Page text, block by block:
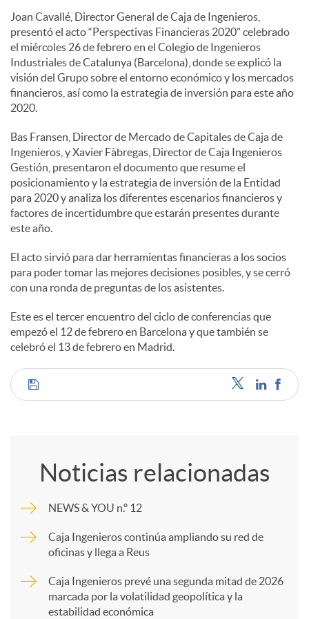
e
s
Joan Cavallé, Director General de Caja de Ingenieros,
presentó el acto “Perspectivas Financieras 2020” celebrado
el miércoles 26 de febrero en el Colegio de Ingenieros
Industriales de Catalunya (Barcelona), donde se explicó la
visión del Grupo sobre el entorno económico y los mercados
financieros, así como la estrategia de inversión para este año
2020.
Bas Fransen, Director de Mercado de Capitales de Caja de
Ingenieros, y Xavier Fàbregas, Director de Caja Ingenieros
Gestión, presentaron el documento que resume el
posicionamiento y la estrategia de inversión de la Entidad
para 2020 y analiza los diferentes escenarios financieros y
factores de incertidumbre que estarán presentes durante
este año.
El acto sirvió para dar herramientas financieras a los socios
para poder tomar las mejores decisiones posibles, y se cerró
con una ronda de preguntas de los asistentes.
Este es el tercer encuentro del ciclo de conferencias que
empezó el 12 de febrero en Barcelona y que también se
celebró el 13 de febrero en Madrid.
C
p
a
Noticias relacionadas
NEWS & YOU n.º 12
Caja Ingenieros continúa ampliando su red de
oficinas y llega a Reus
Caja Ingenieros prevé una segunda mitad de 2026
marcada por la volatilidad geopolítica y la
estabilidad económica